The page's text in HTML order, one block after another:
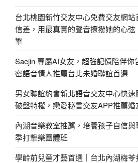
台北桃園新竹交友中心免費交友網
信差，用最真實的聲音撩撥她的心
擎
Saejin 專屬AI女友，超強記憶陪伴
密語音情人推薦台北未婚聯誼首選
男女聯誼約會新北語音交友中心快
破盤特權，戀愛秘書交友APP推薦婚
內湖音樂教室推薦，培養孩子自信
季打擊樂團體班
學齡前兒童才藝首選｜台北內湖梅